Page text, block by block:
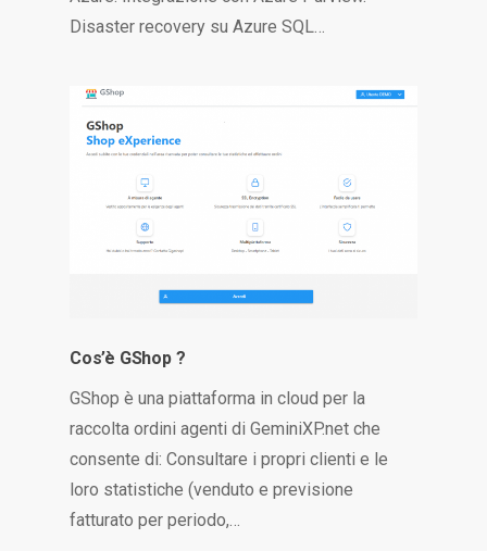
Disaster recovery su Azure SQL…
Cos’è GShop ?
GShop è una piattaforma in cloud per la
raccolta ordini agenti di GeminiXP.net che
consente di: Consultare i propri clienti e le
loro statistiche (venduto e previsione
fatturato per periodo,…